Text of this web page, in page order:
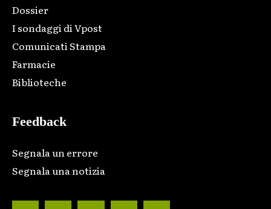
Dossier
I sondaggi di Vpost
Comunicati Stampa
Farmacie
Biblioteche
Feedback
Segnala un errore
Segnala una notizia